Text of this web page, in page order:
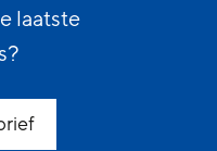
laatste